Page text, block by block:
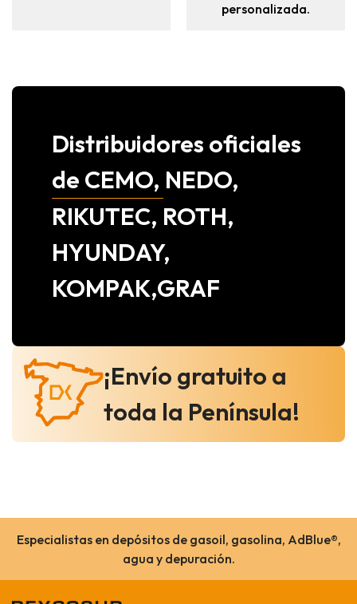
personalizada.
Distribuidores oficiales
de CEMO, NEDO,
RIKUTEC, ROTH,
HYUNDAY,
KOMPAK,GRAF
¡Envío gratuito a
toda la Península!
Especialistas en depósitos de gasoil, gasolina, AdBlue®,
agua y depuración.